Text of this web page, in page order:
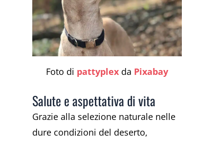
Foto di pattyplex da Pixabay
Salute e aspettativa di vita
Grazie alla selezione naturale nelle
dure condizioni del deserto,